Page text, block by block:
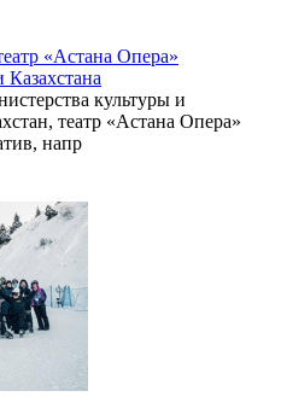
«Астана Опера»
культуры и
театр «Астана Опера»
напр